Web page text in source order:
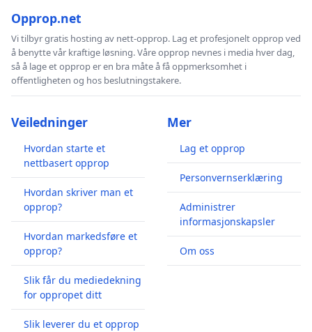
Opprop.net
Vi tilbyr gratis hosting av nett-opprop. Lag et profesjonelt opprop ved
å benytte vår kraftige løsning. Våre opprop nevnes i media hver dag,
så å lage et opprop er en bra måte å få oppmerksomhet i
offentligheten og hos beslutningstakere.
Veiledninger
Hvordan starte et
nettbasert opprop
Hvordan skriver man et
opprop?
Hvordan markedsføre et
opprop?
Slik får du mediedekning
for oppropet ditt
Slik leverer du et opprop
Mer
Lag et opprop
Personvernserklæring
Administrer
informasjonskapsler
Om oss